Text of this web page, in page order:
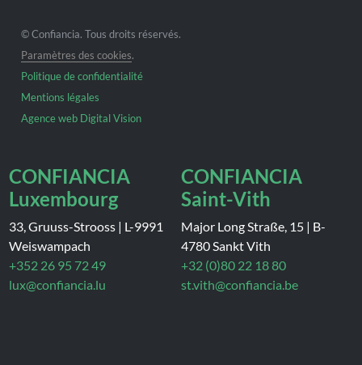
© Confiancia. Tous droits réservés.
Paramètres des cookies.
Politique de confidentialité
Mentions légales
Agence web Digital Vision
CONFIANCIA
Luxembourg
33, Gruuss-Strooss | L-9991
Weiswampach
+352 26 95 72 49
lux@confiancia.lu
CONFIANCIA
Saint-Vith
Major Long Straße, 15 | B-
4780 Sankt Vith
+32 (0)80 22 18 80
st.vith@confiancia.be